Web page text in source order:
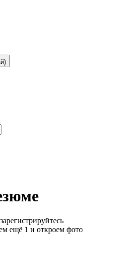
ещё 1 и откроем фото